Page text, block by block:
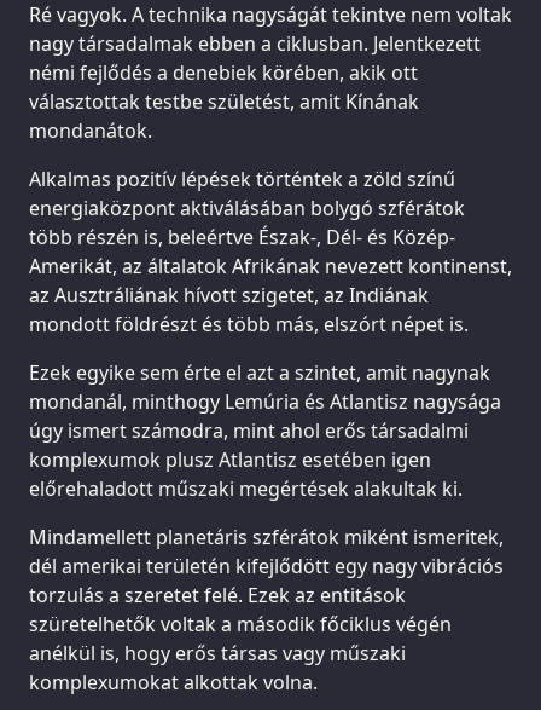
Ré vagyok. A technika nagyságát tekintve nem voltak
nagy társadalmak ebben a ciklusban. Jelentkezett
némi fejlődés a denebiek körében, akik ott
választottak testbe születést, amit Kínának
mondanátok.
Alkalmas pozitív lépések történtek a zöld színű
energiaközpont aktiválásában bolygó szférátok
több részén is, beleértve Észak-, Dél- és Közép-
Amerikát, az általatok Afrikának nevezett kontinenst,
az Ausztráliának hívott szigetet, az Indiának
mondott földrészt és több más, elszórt népet is.
Ezek egyike sem érte el azt a szintet, amit nagynak
mondanál, minthogy Lemúria és Atlantisz nagysága
úgy ismert számodra, mint ahol erős társadalmi
komplexumok plusz Atlantisz esetében igen
előrehaladott műszaki megértések alakultak ki.
Mindamellett planetáris szférátok miként ismeritek,
dél amerikai területén kifejlődött egy nagy vibrációs
torzulás a szeretet felé. Ezek az entitások
szüretelhetők voltak a második főciklus végén
anélkül is, hogy erős társas vagy műszaki
komplexumokat alkottak volna.